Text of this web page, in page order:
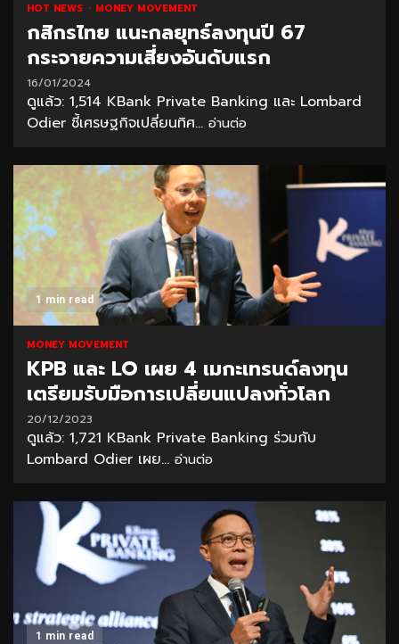
HOT NEWS MONEY MOVEMENT
กสิกรไทย แนะกลยุทธ์ลงทุนปี 67
กระจายความเสี่ยงอันดับแรก
16/01/2024
ดูแล้ว: 1,514 KBank Private Banking และ Lombard
Odier ชี้เศรษฐกิจเปลี่ยนทิศ... อ่านต่อ
1 min read
MONEY MOVEMENT
KPB และ LO เผย 4 เมกะเทรนด์ลงทุน
เตรียมรับมือการเปลี่ยนแปลงทั่วโลก
20/12/2023
ดูแล้ว: 1,721 KBank Private Banking ร่วมกับ
Lombard Odier เผย... อ่านต่อ
1 min read